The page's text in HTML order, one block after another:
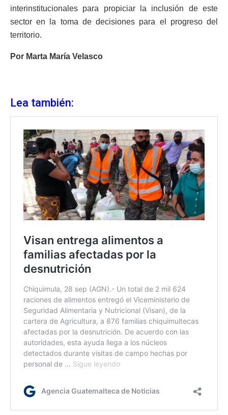
interinstitucionales para propiciar la inclusión de este
sector en la toma de decisiones para el progreso del
territorio.
Por Marta María Velasco
Lea también: